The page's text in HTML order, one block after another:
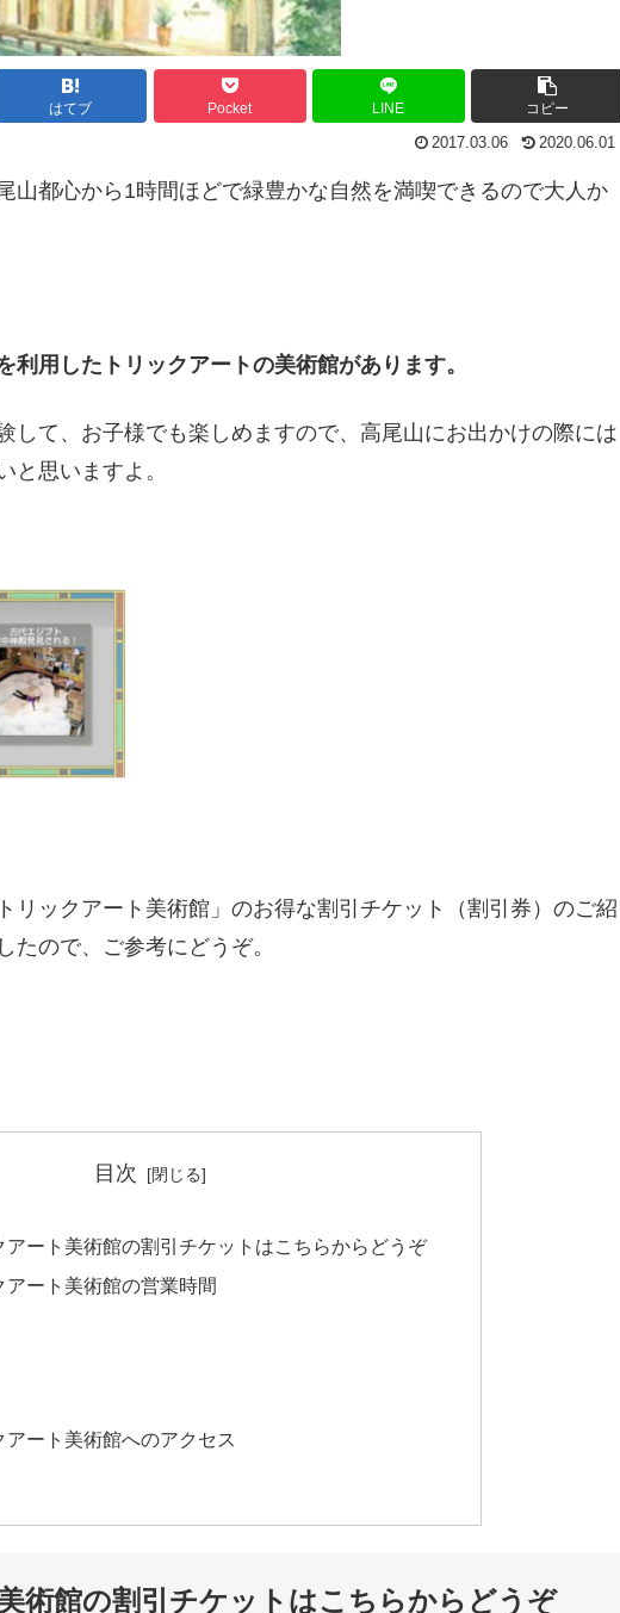
はてブ Pocket LINE コピー
2017.03.06 2020.06.01
山都心から1時間ほどで緑豊かな自然を満喫できるので大人か
利用したトリックアートの美術館があります。
して、お子様でも楽しめますので、高尾山にお出かけの際には
と思いますよ。
リックアート美術館」のお得な割引チケット（割引券）のご紹
ので、ご参考にどうぞ。
目次
アート美術館の割引チケットはこちらからどうぞ
アート美術館の営業時間
ート美術館へのアクセス
術館の割引チケットはこちらからどうぞ